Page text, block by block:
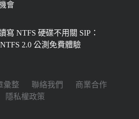
會
寫 NTFS 硬碟不用關 SIP：
2.0 公測免費體驗
彙整 聯絡我們
商業合作
隱私權政策